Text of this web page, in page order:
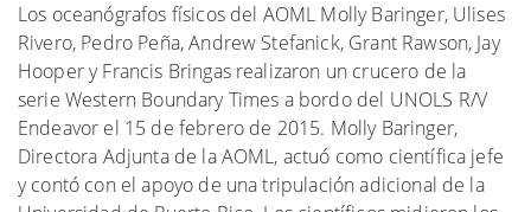
Los oceanógrafos físicos del AOML Molly Baringer, Ulises
Rivero, Pedro Peña, Andrew Stefanick, Grant Rawson, Jay
Hooper y Francis Bringas realizaron un crucero de la
serie Western Boundary Times a bordo del UNOLS R/V
Endeavor el 15 de febrero de 2015. Molly Baringer,
Directora Adjunta de la AOML, actuó como científica jefe
y contó con el apoyo de una tripulación adicional de la